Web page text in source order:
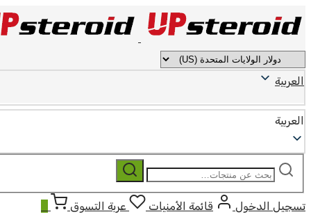
العربية
العربية
ابحث
بحث
تسجيل الدخول قائمة الأمنيات عربة التسوق